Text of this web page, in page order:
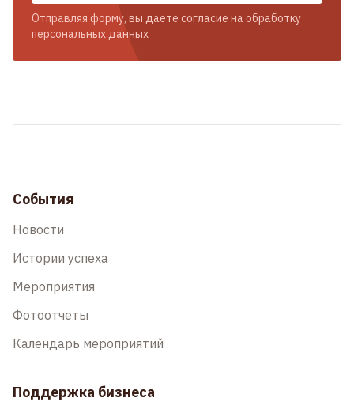
Отправляя форму, вы даете согласие на обработку
персональных данных
События
Новости
Истории успеха
Мероприятия
Фотоотчеты
Календарь мероприятий
Поддержка бизнеса